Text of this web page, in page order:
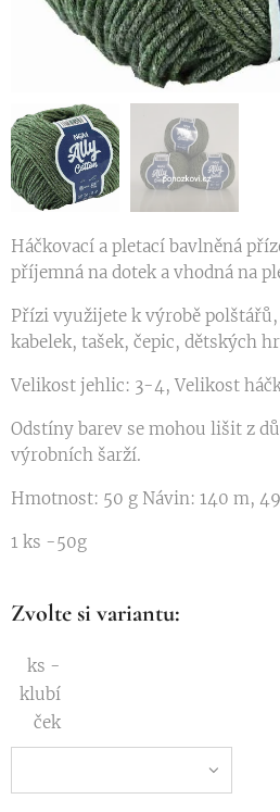
Háčkovací a pletací bavlněná
příjemná na dotek a vhodná na
Přízi využijete k výrobě
kabelek, tašek, čepic, dětských
Velikost jehlic: 3-4, Velikost
Odstíny barev se mohou lišit z
výrobních šarží.
Hmotnost: 50 g Návin: 140 m,
1 ks -50g
Zvolte si variantu:
ks -
klubí
ček